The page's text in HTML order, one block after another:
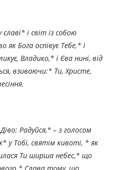
славі* і світ із собою
як Бога оспівує Тебе,* і
Владико,* і Єва нині, від
взиваючи:* Ти, Христе,
Радуйся,* – з голосом
у Тобі, святім кивоті, * як
Ти ширша небес,* що